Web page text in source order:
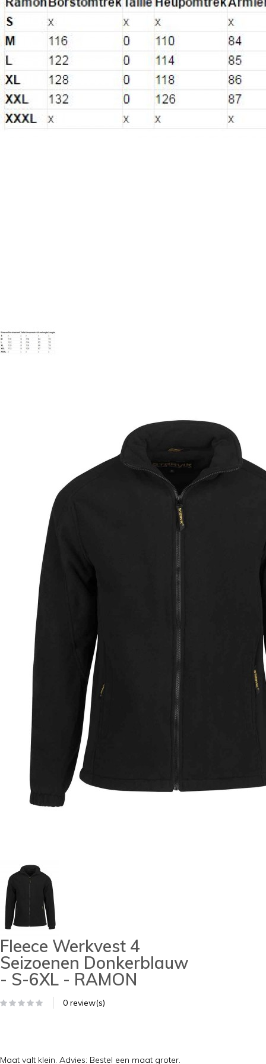
Fleece Werkvest 4
Seizoenen Donkerblauw
- S-6XL - RAMON
0 review(s)
Maat valt klein. Advies: Bestel een maat groter.